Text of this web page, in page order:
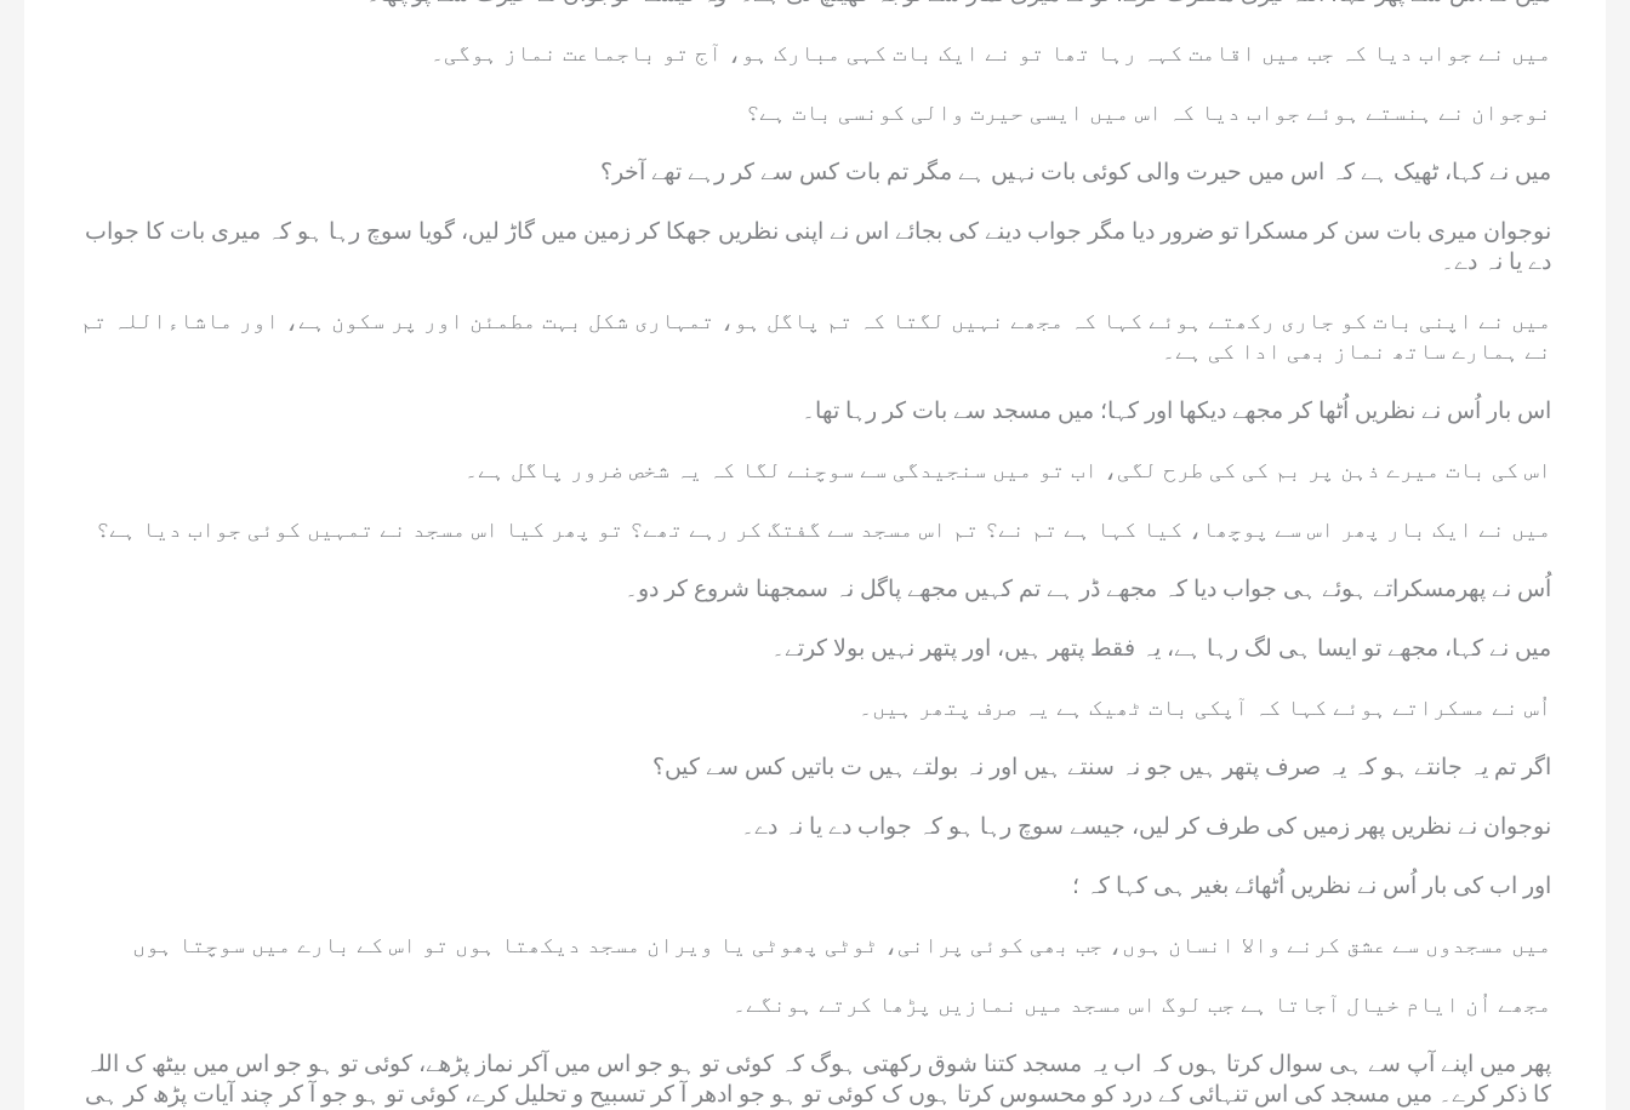
میں نے جواب دیا کہ جب میں اقامت کہہ رہا تھا تو نے ایک بات کہی مبارک ہو، آج تو باجماعت نماز ہوگی۔
نوجوان نے ہنستے ہوئے جواب دیا کہ اس میں ایسی حیرت والی کونسی بات ہے؟
میں نے کہا، ٹھیک ہے کہ اس میں حیرت والی کوئی بات نہیں ہے مگر تم بات کس سے کر رہے تھے آخر؟
نوجوان میری بات سن کر مسکرا تو ضرور دیا مگر جواب دینے کی بجائے اس نے اپنی نظریں جھکا کر زمین میں گاڑ لیں، گویا سوچ رہا ہو کہ میری بات کا جواب
دے یا نہ دے۔
میں نے اپنی بات کو جاری رکھتے ہوئے کہا کہ مجھے نہیں لگتا کہ تم پاگل ہو، تمہاری شکل بہت مطمئن اور پر سکون ہے، اور ماشاءاللہ تم
نے ہمارے ساتھ نماز بھی ادا کی ہے۔
اس بار اُس نے نظریں اُٹھا کر مجھے دیکھا اور کہا؛ میں مسجد سے بات کر رہا تھا۔
اس کی بات میرے ذہن پر بم کی کی طرح لگی، اب تو میں سنجیدگی سے سوچنے لگا کہ یہ شخص ضرور پاگل ہے۔
میں نے ایک بار پھر اس سے پوچھا، کیا کہا ہے تم نے؟ تم اس مسجد سے گفتگ کر رہے تھے؟ تو پھر کیا اس مسجد نے تمہیں کوئی جواب دیا ہے؟
اُس نے پھرمسکراتے ہوئے ہی جواب دیا کہ مجھے ڈر ہے تم کہیں مجھے پاگل نہ سمجھنا شروع کر دو۔
میں نے کہا، مجھے تو ایسا ہی لگ رہا ہے، یہ فقط پتھر ہیں، اور پتھر نہیں بولا کرتے۔
اُس نے مسکراتے ہوئے کہا کہ آپکی بات ٹھیک ہے یہ صرف پتھر ہیں۔
اگر تم یہ جانتے ہو کہ یہ صرف پتھر ہیں جو نہ سنتے ہیں اور نہ بولتے ہیں ت باتیں کس سے کیں؟
نوجوان نے نظریں پھر زمیں کی طرف کر لیں، جیسے سوچ رہا ہو کہ جواب دے یا نہ دے۔
اور اب کی بار اُس نے نظریں اُٹھائے بغیر ہی کہا کہ ؛
میں مسجدوں سے عشق کرنے والا انسان ہوں، جب بھی کوئی پرانی، ٹوٹی پھوٹی یا ویران مسجد دیکھتا ہوں تو اس کے بارے میں سوچتا ہوں
مجھے اُن ایام خیال آجاتا ہے جب لوگ اس مسجد میں نمازیں پڑھا کرتے ہونگے۔
پھر میں اپنے آپ سے ہی سوال کرتا ہوں کہ اب یہ مسجد کتنا شوق رکھتی ہوگ کہ کوئی تو ہو جو اس میں آکر نماز پڑھے، کوئی تو ہو جو اس میں بیٹھ ک اللہ
کا ذکر کرے۔ میں مسجد کی اس تنہائی کے درد کو محسوس کرتا ہوں ک کوئی تو ہو جو ادھر آ کر تسبیح و تحلیل کرے، کوئی تو ہو جو آ کر چند آیات پڑھ کر ہی